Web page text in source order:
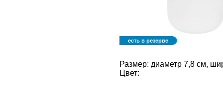
есть в резерве
Размер: диаметр 7,8 см,
Цвет: